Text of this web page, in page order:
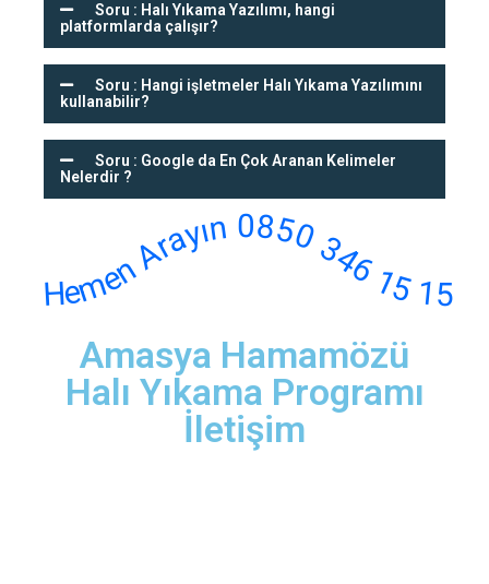
Soru : Halı Yıkama Yazılımı, hangi
platformlarda çalışır?
Soru : Hangi işletmeler Halı Yıkama Yazılımını
kullanabilir?
Soru : Google da En Çok Aranan Kelimeler
Nelerdir ?
Hemen Arayın 0850 346 15 15
Amasya Hamamözü
Halı Yıkama Programı
İletişim